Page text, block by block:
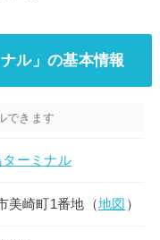
ル」の基本情報
ーミナル
美崎町1番地（地図 ）